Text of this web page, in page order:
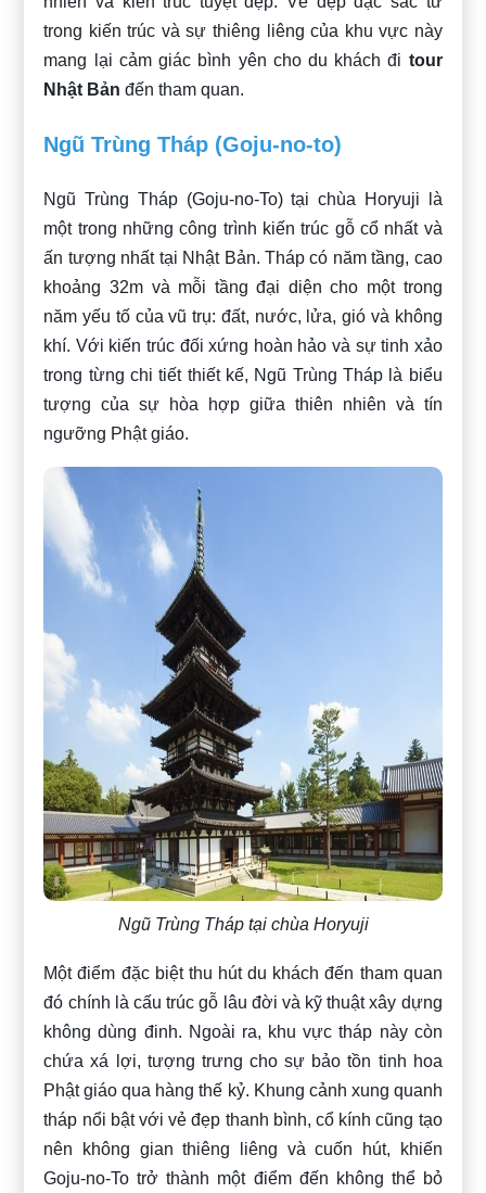
trong kiến trúc và sự thiêng liêng của khu vực này
mang lại cảm giác bình yên cho du khách đi tour
Nhật Bản đến tham quan.
Ngũ Trùng Tháp (Goju-no-to)
Ngũ Trùng Tháp (Goju-no-To) tại chùa Horyuji là
một trong những công trình kiến trúc gỗ cổ nhất và
ấn tượng nhất tại Nhật Bản. Tháp có năm tầng, cao
khoảng 32m và mỗi tầng đại diện cho một trong
năm yếu tố của vũ trụ: đất, nước, lửa, gió và không
khí. Với kiến trúc đối xứng hoàn hảo và sự tinh xảo
trong từng chi tiết thiết kế, Ngũ Trùng Tháp là biểu
tượng của sự hòa hợp giữa thiên nhiên và tín
ngưỡng Phật giáo.
Ngũ Trùng Tháp tại chùa Horyuji
Một điểm đặc biệt thu hút du khách đến tham quan
đó chính là cấu trúc gỗ lâu đời và kỹ thuật xây dựng
không dùng đinh. Ngoài ra, khu vực tháp này còn
chứa xá lợi, tượng trưng cho sự bảo tồn tinh hoa
Phật giáo qua hàng thế kỷ. Khung cảnh xung quanh
tháp nổi bật với vẻ đẹp thanh bình, cổ kính cũng tạo
nên không gian thiêng liêng và cuốn hút, khiến
Goju-no-To trở thành một điểm đến không thể bỏ